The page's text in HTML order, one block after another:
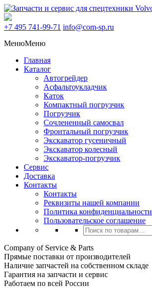
+7 495 741-99-71 info@com-sp.ru
МенюМеню
Главная
Каталог
Автогрейдер
Асфальтоукладчик
Каток
Компактный погрузчик
Погрузчик
Сочлененный самосвал
Фронтальный погрузчик
Экскаватор гусеничный
Экскаватор колесный
Экскаватор-погрузчик
Сервис
Доставка
Контакты
Контакты
Реквизиты нашей компании
Политика конфиденциальности
Пользовательское соглашение
Искать:
Company of Service & Parts
Прямые поставки от производителей
Наличие запчастей на собственном складе
Гарантия на запчасти и сервис
Работаем по всей России